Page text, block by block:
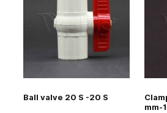
Ball valve 20 S -20 S
mm-